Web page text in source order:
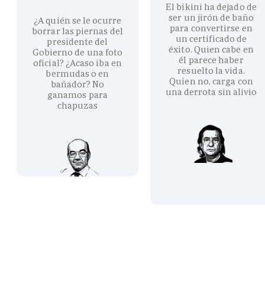
¿A quién se le ocurre
borrar las piernas del
presidente del
Gobierno de una foto
oficial? ¿Acaso iba en
bermudas o en
bañador? No
ganamos para
chapuzas
El bikini ha dejado de
ser un jirón de baño
para convertirse en
un certificado de
éxito. Quien cabe en
él parece haber
resuelto la vida.
Quien no, carga con
una derrota sin alivio